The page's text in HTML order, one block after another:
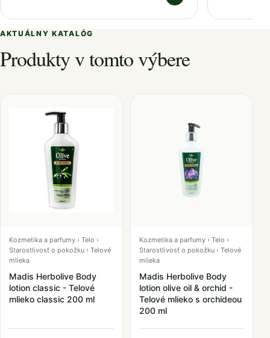
AKTUÁLNY KATALÓG
Produkty v tomto výbere
Kozmetika a parfumy › Telo ›
Starostlivosť o pokožku › Telové
mlieka
Madis Herbolive Body
lotion classic - Telové
mlieko classic 200 ml
Kozmetika a parfumy › Telo ›
Starostlivosť o pokožku › Telové
mlieka
Madis Herbolive Body
lotion olive oil & orchid -
Telové mlieko s orchideou
200 ml